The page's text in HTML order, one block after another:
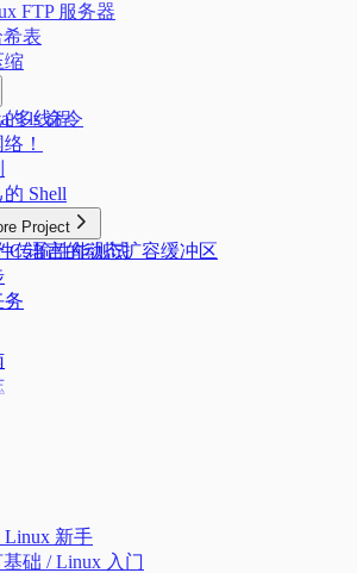
FTP 服务器
表
缩
多线程
ls 命令
！
Shell
Project
传输性能测试
C 语言的动态扩容缓冲区
务
Linux 新手
基础 / Linux 入门